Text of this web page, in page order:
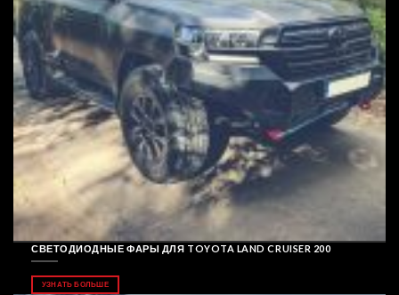
СВЕТОДИОДНЫЕ ФАРЫ ДЛЯ TOYOTA LAND CRUISER 200
УЗНАТЬ БОЛЬШЕ